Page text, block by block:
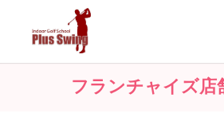
フランチャイズ店